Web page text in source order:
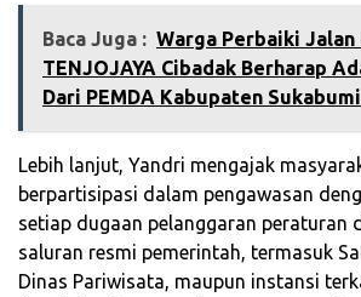
Baca Juga : Warga Perbaiki Jalan
TENJOJAYA Cibadak Berharap
Dari PEMDA Kabupaten Sukabumi
Lebih lanjut, Yandri mengajak
berpartisipasi dalam pengawasan
setiap dugaan pelanggaran peraturan
saluran resmi pemerintah, termasuk
Dinas Pariwisata, maupun instansi